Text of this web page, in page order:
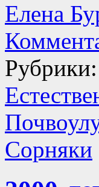
Елена
Рубрики:
Сорняки